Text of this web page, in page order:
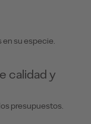
su especie.
calidad y
presupuestos.